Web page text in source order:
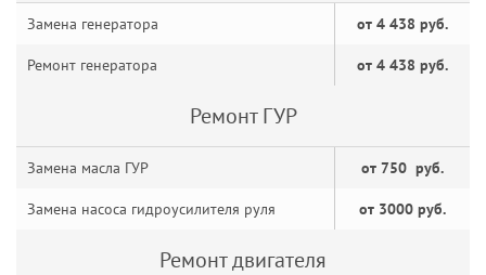
Замена генератора от 4 438 руб.
Ремонт генератора от 4 438 руб.
Ремонт ГУР
Замена масла ГУР от 750 руб.
Замена насоса гидроусилителя руля от 3000 руб.
Ремонт двигателя